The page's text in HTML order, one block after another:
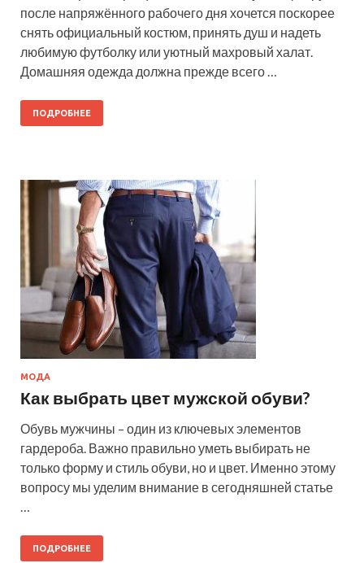
после напряжённого рабочего дня хочется поскорее
снять официальный костюм, принять душ и надеть
любимую футболку или уютный махровый халат.
Домашняя одежда должна прежде всего …
ПОДРОБНЕЕ
МОДА
Как выбрать цвет мужской обуви?
Обувь мужчины – один из ключевых элементов
гардероба. Важно правильно уметь выбирать не
только форму и стиль обуви, но и цвет. Именно этому
вопросу мы уделим внимание в сегодняшней статье
…
ПОДРОБНЕЕ